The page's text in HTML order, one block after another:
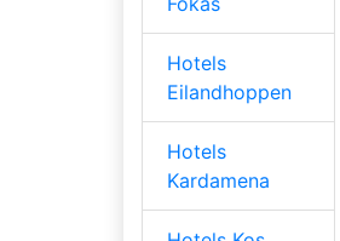
Hotels
Eilandhoppen
Hotels
Kardamena